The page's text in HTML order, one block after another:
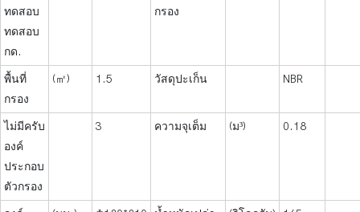
ทดสอบ
ทดสอบ
กด.
กรอง
พื้นที่
กรอง
(㎡) 1.5 วัสดุปะเก็น NBR
ไม่มีครับ
องค์
ประกอบ
ตัวกรอง
3 ความจุเต็ม (ม³) 0.18